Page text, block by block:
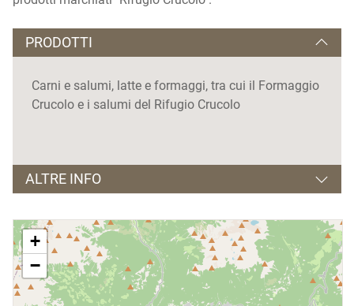
PRODOTTI
Carni e salumi, latte e formaggi, tra cui il Formaggio
Crucolo e i salumi del Rifugio Crucolo
ALTRE INFO
Orari apertura:
lunedì - sabato,
dalle 8.30 alle 12.00 e dalle 14.30 alle 19.00.
Giorno di chiusura:
domenica
+
−